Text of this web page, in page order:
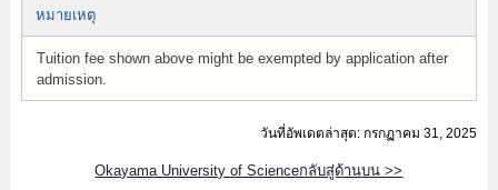
หมายเหตุ
Tuition fee shown above might be exempted by application after
admission.
วันที่อัพเดตล่าสุด: กรกฏาคม 31, 2025
Okayama University of Scienceกลับสู่ด้านบน >>